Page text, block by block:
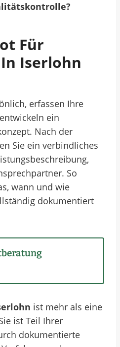
Für
Iserlohn
erfassen Ihre
ein
Nach der
Sie ein verbindliches
So
wann und wie
dokumentiert
ist mehr als eine
ist Teil Ihrer
dokumentierte